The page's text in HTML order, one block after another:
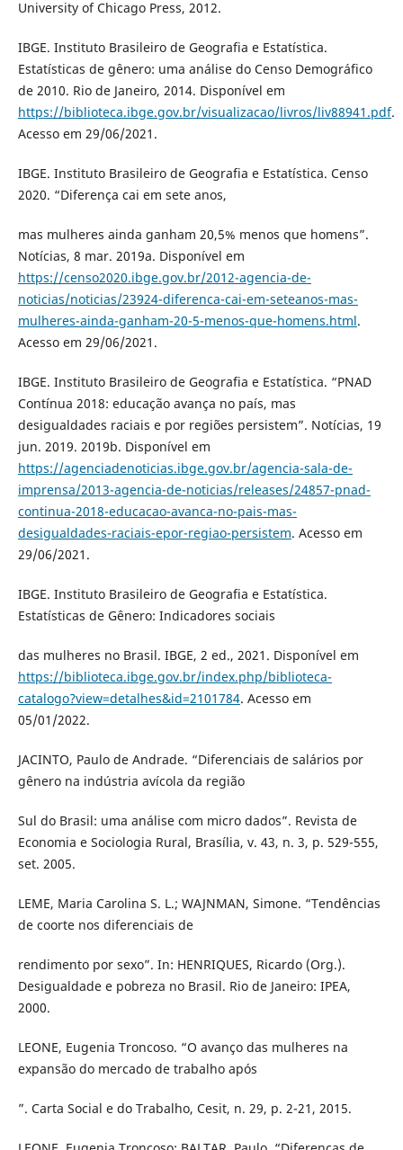
University of Chicago Press, 2012.
IBGE. Instituto Brasileiro de Geografia e Estatística.
Estatísticas de gênero: uma análise do Censo Demográfico
de 2010. Rio de Janeiro, 2014. Disponível em
https://biblioteca.ibge.gov.br/visualizacao/livros/liv88941.pdf.
Acesso em 29/06/2021.
IBGE. Instituto Brasileiro de Geografia e Estatística. Censo
2020. “Diferença cai em sete anos,
mas mulheres ainda ganham 20,5% menos que homens”.
Notícias, 8 mar. 2019a. Disponível em
https://censo2020.ibge.gov.br/2012-agencia-de-
noticias/noticias/23924-diferenca-cai-em-seteanos-mas-
mulheres-ainda-ganham-20-5-menos-que-homens.html.
Acesso em 29/06/2021.
IBGE. Instituto Brasileiro de Geografia e Estatística. “PNAD
Contínua 2018: educação avança no país, mas
desigualdades raciais e por regiões persistem”. Notícias, 19
jun. 2019. 2019b. Disponível em
https://agenciadenoticias.ibge.gov.br/agencia-sala-de-
imprensa/2013-agencia-de-noticias/releases/24857-pnad-
continua-2018-educacao-avanca-no-pais-mas-
desigualdades-raciais-epor-regiao-persistem. Acesso em
29/06/2021.
IBGE. Instituto Brasileiro de Geografia e Estatística.
Estatísticas de Gênero: Indicadores sociais
das mulheres no Brasil. IBGE, 2 ed., 2021. Disponível em
https://biblioteca.ibge.gov.br/index.php/biblioteca-
catalogo?view=detalhes&id=2101784. Acesso em
05/01/2022.
JACINTO, Paulo de Andrade. “Diferenciais de salários por
gênero na indústria avícola da região
Sul do Brasil: uma análise com micro dados”. Revista de
Economia e Sociologia Rural, Brasília, v. 43, n. 3, p. 529-555,
set. 2005.
LEME, Maria Carolina S. L.; WAJNMAN, Simone. “Tendências
de coorte nos diferenciais de
rendimento por sexo”. In: HENRIQUES, Ricardo (Org.).
Desigualdade e pobreza no Brasil. Rio de Janeiro: IPEA,
2000.
LEONE, Eugenia Troncoso. “O avanço das mulheres na
expansão do mercado de trabalho após
”. Carta Social e do Trabalho, Cesit, n. 29, p. 2-21, 2015.